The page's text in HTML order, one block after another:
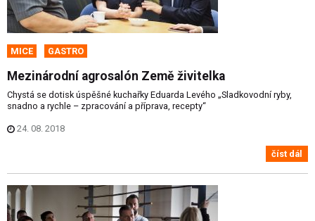
MICE GASTRO
Mezinárodní agrosalón Země živitelka
Chystá se dotisk úspěšné kuchařky Eduarda Levého „Sladkovodní ryby,
snadno a rychle – zpracování a příprava, recepty“
24. 08. 2018
číst dál